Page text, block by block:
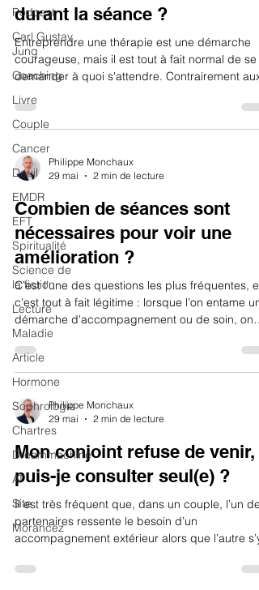
Podcast
Carl Gustav
Jung
Coaching
Livre
Couple
Cancer
Deuil
EMDR
EFT
Spiritualité
Science de
la fiction
Lecture
Maladie
Article
Hormone
Sophrologie
Chartres
Dreammachine
AT
Site
Morancez
durant la séance ?
Entreprendre une thérapie est une démarche
courageuse, mais il est tout à fait normal de se
demander à quoi s'attendre. Contrairement aux
idées reçues, le thérapeute n'est ni un juge, ni
donneur de leçons, ni un simple auditeur passif.
Voici les réponses aux questions les plus
fréquentes pour comprendre son rôle exact
durant votre séance. En tant que guide, que fait
concrètement le thérapeute ? Le thérapeute est
avant tout un facilitateur. Son rôle est de créer
espace s
Philippe Monchaux
29 mai
2 min de lecture
Combien de séances sont
nécessaires pour voir une
amélioration ?
C’est l’une des questions les plus fréquentes, et
c'est tout à fait légitime : lorsque l’on entame
démarche d'accompagnement ou de soin, on
souhaite savoir où l'on va. Pour aller droit au
il n’y a pas de réponse unique. Le nombre de
séances varie d'une personne à l'autre.
Cependant, voici les clés pour comprendre
comment se dessine votre parcours. 1. Les
premiers effets : que peut-on attendre dès la
première séance ? S'il est rare de régler une
problématique complex
Philippe Monchaux
29 mai
2 min de lecture
Mon conjoint refuse de venir,
puis-je consulter seul(e) ?
Il est très fréquent que, dans un couple, l’un des
partenaires ressente le besoin d’un
accompagnement extérieur alors que l’autre s’y
trouvez dans cette situation, sachez que votre